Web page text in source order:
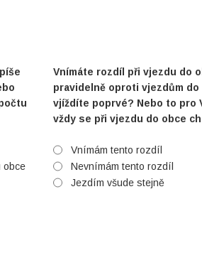
obce
Vnímáte rozdíl při vjezdu do
pravidelně oproti vjezdům
vjíždíte poprvé? Nebo to pro
vždy se při vjezdu do obce
Vnímám tento rozdíl
Nevnímám tento rozdíl
Jezdím všude stejně